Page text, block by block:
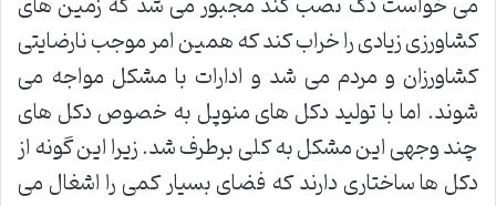
کشاورزی زیادی را خراب کند که همین امر موجب نارضایتی
کشاورزان و مردم می شد و ادارات با مشکل مواجه می
شوند. اما با تولید دکل های منوپل به خصوص دکل های
چند وجهی این مشکل به کلی برطرف شد. زیرا این گونه از
دکل ها ساختاری دارند که فضای بسیار کمی را اشغال می